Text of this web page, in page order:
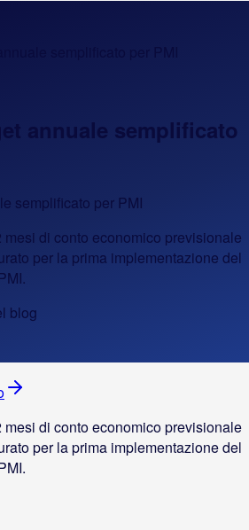
annuale semplificato
semplificato per PMI
di conto economico previsionale
per la prima implementazione del
blog
di conto economico previsionale
per la prima implementazione del